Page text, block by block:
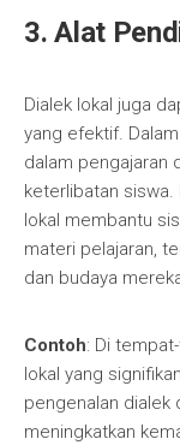
3. Alat
Dialek lokal juga
yang efektif.
dalam pengajaran
keterlibatan siswa.
lokal membantu
materi pelajaran,
dan budaya
Contoh: Di
lokal yang
pengenalan dialek
meningkatkan